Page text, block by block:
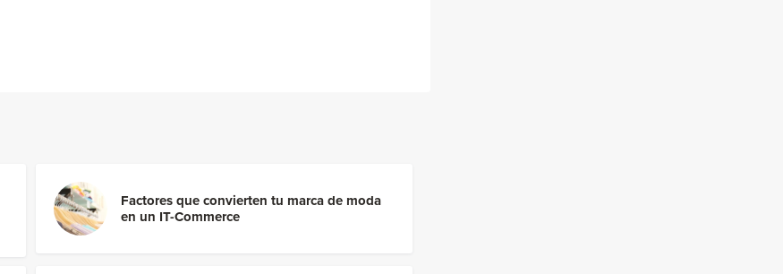
Factores que convierten tu marca de moda
en un IT-Commerce